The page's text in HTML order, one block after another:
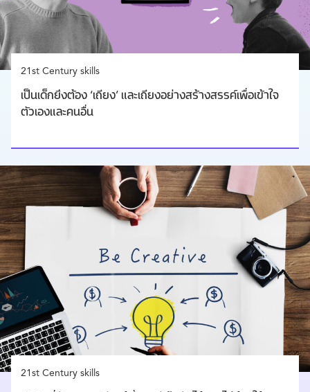
21st Century skills
เป็นเด็กยิ่งต้อง ‘เถียง’ และเถียงอย่างสร้างสรรค์เพื่อเข้าใจ
ตัวเองและคนอื่น
21st Century skills